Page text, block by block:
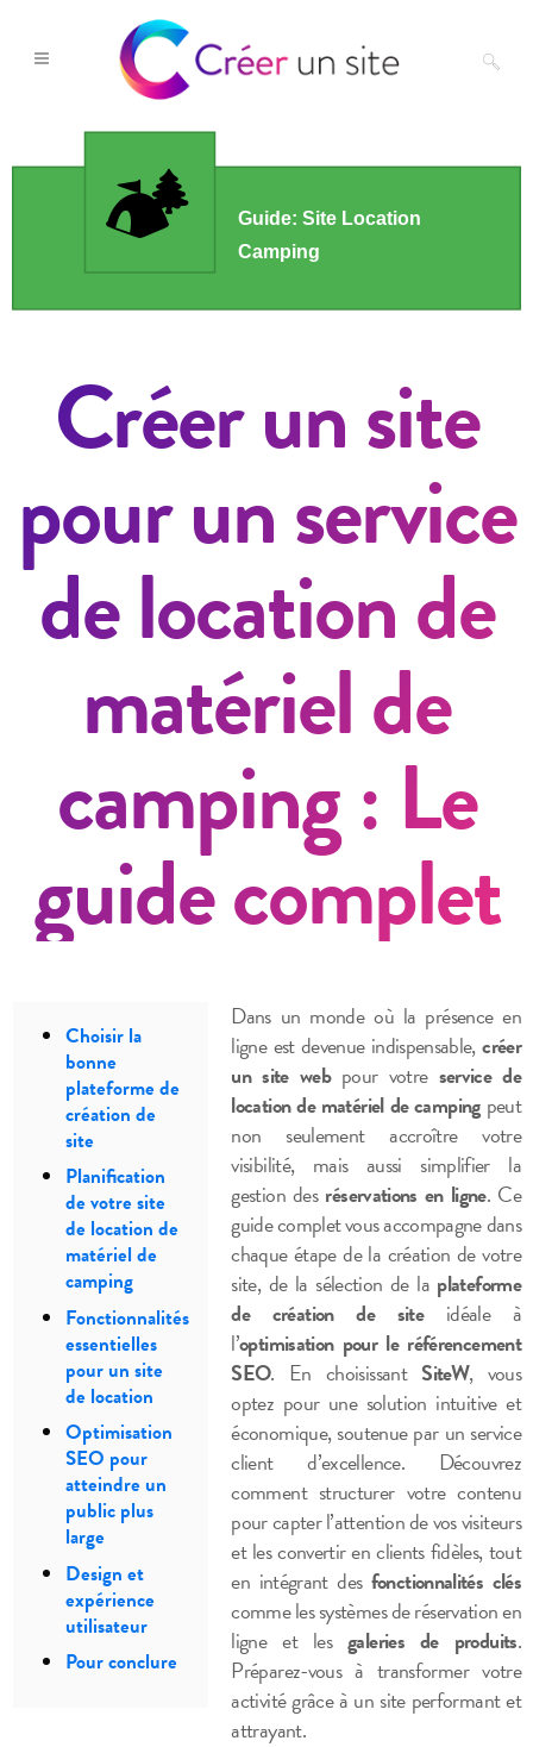
Créer un site
pour un service
de location de
matériel de
camping : Le
guide complet
Choisir la
bonne
plateforme de
création de
site
Planification
de votre site
de location de
matériel de
camping
Fonctionnalités
essentielles
pour un site
de location
Optimisation
SEO pour
atteindre un
public plus
large
Design et
expérience
utilisateur
Pour conclure
Dans un monde où la présence en
ligne est devenue indispensable,créer
un site webpour votre service de
location de matériel de campingpeut
non seulement accroître votre
visibilité, mais aussi simplifier la
gestion des réservations en ligne. Ce
guide complet vous accompagne dans
chaque étape de la création de votre
site, de la sélection de la plateforme
de création de siteidéale à
l’optimisation pour le référencement
SEO. En choisissant SiteW, vous
optez pour une solution intuitive et
économique, soutenue par un service
client d’excellence. Découvrez
comment structurer votre contenu
pour capter l’attention de vos visiteurs
et les convertir en clients fidèles, tout
en intégrant des fonctionnalités clés
comme les systèmes de réservation en
ligne et lesgaleries de produits.
Préparez-vous à transformer votre
activité grâce à un site performant et
attrayant.